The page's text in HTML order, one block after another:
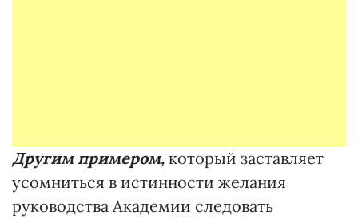
Другим примером, который заставляет
усомниться в истинности желания
руководства Академии следовать